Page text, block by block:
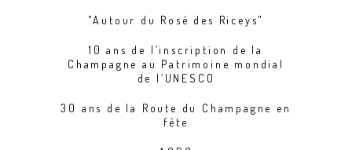
"Autour du Rosé des Riceys"
10 ans de l’inscription de la
Champagne au Patrimoine mondial
de l’UNESCO
30 ans de la Route du Champagne en
fête